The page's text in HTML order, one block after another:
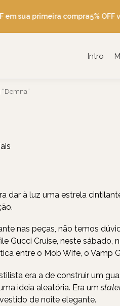
em sua primeira compra5% OFF
Intro
dar à luz uma estrela
nas peças, não temos
Gucci Cruise, neste
entre o Mob Wife, o Vamp
era a de construir um
ideia aleatória. Era um
de noite elegante.